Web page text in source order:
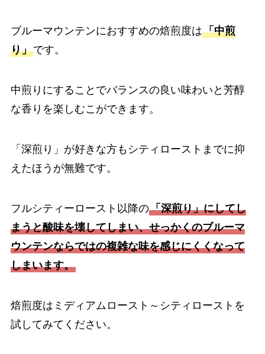
ブルーマウンテンにおすすめの焙煎度は「中煎
り」です。
中煎りにすることでバランスの良い味わいと芳醇
な香りを楽しむこができます。
「深煎り」が好きな方もシティローストまでに抑
えたほうが無難です。
フルシティーロースト以降の「深煎り」にしてし
まうと酸味を壊してしまい、せっかくのブルーマ
ウンテンならではの複雑な味を感じにくくなって
しまいます。
焙煎度はミディアムロースト～シティローストを
試してみてください。